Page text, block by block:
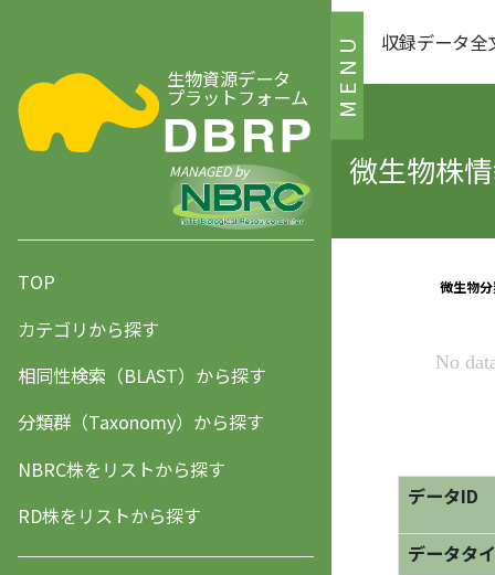
MENU
生物資源データ
プラットフォーム
MANAGED by
TOP
カテゴリから探す
相同性検索（BLAST）から探す
分類群（Taxonomy）から探す
NBRC株をリストから探す
RD株をリストから探す
収録データ全
微生物株
データID
データタ